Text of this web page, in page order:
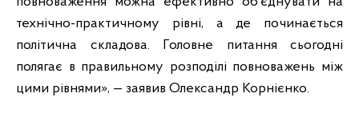
технічно-практичному рівні, а де починається
політична складова. Головне питання сьогодні
полягає в правильному розподілі повноважень між
цими рівнями», — заявив Олександр Корнієнко.